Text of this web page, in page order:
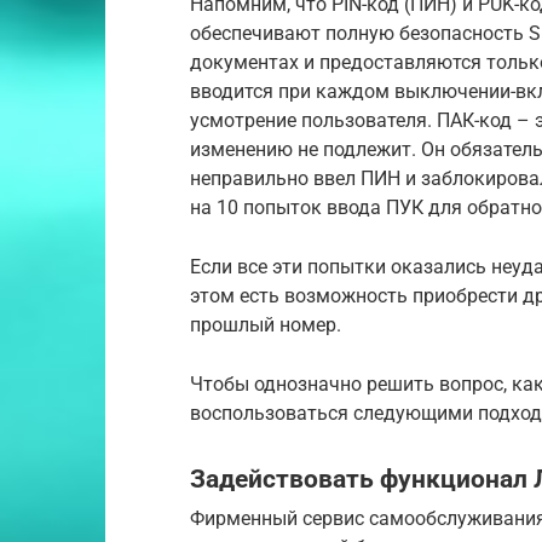
обеспечивают полную безопасность
документах и предоставляются
вводится при каждом выключении-
усмотрение пользователя. ПАК-код
изменению не подлежит. Он
неправильно ввел ПИН и
на 10 попыток ввода ПУК для
Если все эти попытки оказались
этом есть возможность приобрести
прошлый номер.
Чтобы однозначно решить вопрос,
воспользоваться следующими
Задействовать функционал
Фирменный сервис